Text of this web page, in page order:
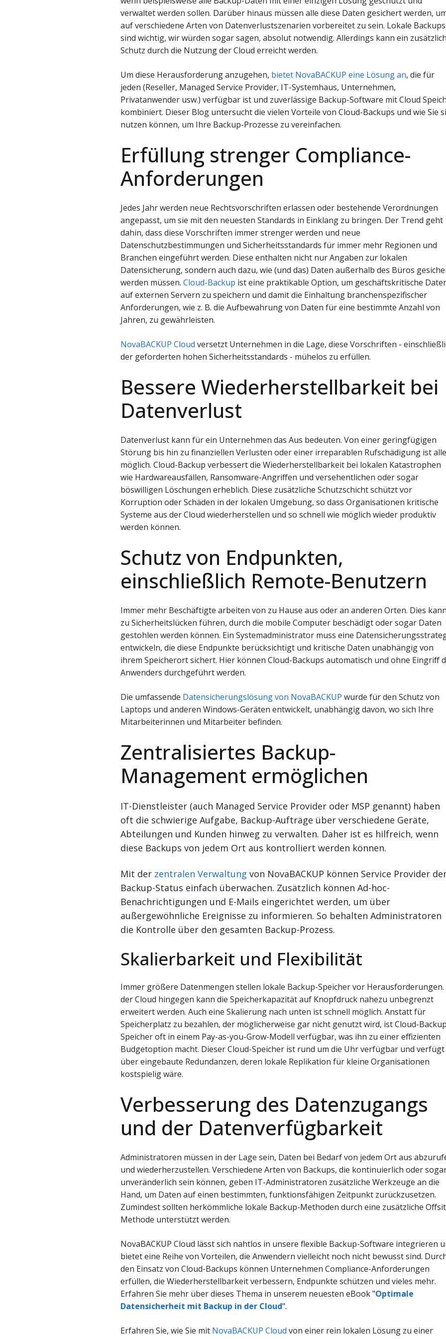
verwaltet werden sollen. Darüber hinaus müssen alle diese Daten gesichert werden,
auf verschiedene Arten von Datenverlustszenarien vorbereitet zu sein. Lokale Backups
sind wichtig, wir würden sogar sagen, absolut notwendig. Allerdings kann ein
Schutz durch die Nutzung der Cloud erreicht werden.
Um diese Herausforderung anzugehen, bietet NovaBACKUP eine Lösung an, die für
jeden (Reseller, Managed Service Provider, IT-Systemhaus, Unternehmen,
Privatanwender usw.) verfügbar ist und zuverlässige Backup-Software mit Cloud
kombiniert. Dieser Blog untersucht die vielen Vorteile von Cloud-Backups und wie Sie
nutzen können, um Ihre Backup-Prozesse zu vereinfachen.
Erfüllung strenger Compliance-
Anforderungen
Jedes Jahr werden neue Rechtsvorschriften erlassen oder bestehende Verordnungen
angepasst, um sie mit den neuesten Standards in Einklang zu bringen. Der Trend geht
dahin, dass diese Vorschriften immer strenger werden und neue
Datenschutzbestimmungen und Sicherheitsstandards für immer mehr Regionen und
Branchen eingeführt werden. Diese enthalten nicht nur Angaben zur lokalen
Datensicherung, sondern auch dazu, wie (und das) Daten außerhalb des Büros
werden müssen.Cloud-Backup ist eine praktikable Option, um geschäftskritische
auf externen Servern zu speichern und damit die Einhaltung branchenspezifischer
Anforderungen, wie z. B. die Aufbewahrung von Daten für eine bestimmte Anzahl von
Jahren, zu gewährleisten.
NovaBACKUP Cloud versetzt Unternehmen in die Lage, diese Vorschriften -
der geforderten hohen Sicherheitsstandards - mühelos zu erfüllen.
Bessere Wiederherstellbarkeit bei
Datenverlust
Datenverlust kann für ein Unternehmen das Aus bedeuten. Von einer geringfügigen
Störung bis hin zu finanziellen Verlusten oder einer irreparablen Rufschädigung ist
möglich. Cloud-Backup verbessert die Wiederherstellbarkeit bei lokalen Katastrophen
wie Hardwareausfällen, Ransomware-Angriffen und versehentlichen oder sogar
böswilligen Löschungen erheblich. Diese zusätzliche Schutzschicht schützt vor
Korruption oder Schäden in der lokalen Umgebung, so dass Organisationen kritische
Systeme aus der Cloud wiederherstellen und so schnell wie möglich wieder produktiv
werden können.
Schutz von Endpunkten,
einschließlich Remote-Benutzern
Immer mehr Beschäftigte arbeiten von zu Hause aus oder an anderen Orten. Dies kann
zu Sicherheitslücken führen, durch die mobile Computer beschädigt oder sogar Daten
gestohlen werden können. Ein Systemadministrator muss eine
entwickeln, die diese Endpunkte berücksichtigt und kritische Daten unabhängig von
ihrem Speicherort sichert. Hier können Cloud-Backups automatisch und ohne Eingriff
Anwenders durchgeführt werden.
Die umfassende Datensicherungslösung von NovaBACKUP wurde für den Schutz von
Laptops und anderen Windows-Geräten entwickelt, unabhängig davon, wo sich Ihre
Mitarbeiterinnen und Mitarbeiter befinden.
Zentralisiertes Backup-
Management ermöglichen
IT-Dienstleister (auch Managed Service Provider oder MSP genannt) haben
oft die schwierige Aufgabe, Backup-Aufträge über verschiedene Geräte,
Abteilungen und Kunden hinweg zu verwalten. Daher ist es hilfreich, wenn
diese Backups von jedem Ort aus kontrolliert werden können.
Mit der zentralen Verwaltung von NovaBACKUP können Service Provider
Backup-Status einfach überwachen. Zusätzlich können Ad-hoc-
Benachrichtigungen und E-Mails eingerichtet werden, um über
außergewöhnliche Ereignisse zu informieren. So behalten Administratoren
die Kontrolle über den gesamten Backup-Prozess.
Skalierbarkeit und Flexibilität
Immer größere Datenmengen stellen lokale Backup-Speicher vor Herausforderungen.
der Cloud hingegen kann die Speicherkapazität auf Knopfdruck nahezu unbegrenzt
erweitert werden. Auch eine Skalierung nach unten ist schnell möglich. Anstatt für
Speicherplatz zu bezahlen, der möglicherweise gar nicht genutzt wird, ist Cloud-
Speicher oft in einem Pay-as-you-Grow-Modell verfügbar, was ihn zu einer effizienten
Budgetoption macht. Dieser Cloud-Speicher ist rund um die Uhr verfügbar und verfügt
über eingebaute Redundanzen, deren lokale Replikation für kleine Organisationen
kostspielig wäre.
Verbesserung des Datenzugangs
und der Datenverfügbarkeit
Administratoren müssen in der Lage sein, Daten bei Bedarf von jedem Ort aus
und wiederherzustellen. Verschiedene Arten von Backups, die kontinuierlich oder
unveränderlich sein können, geben IT-Administratoren zusätzliche Werkzeuge an die
Hand, um Daten auf einen bestimmten, funktionsfähigen Zeitpunkt zurückzusetzen.
Zumindest sollten herkömmliche lokale Backup-Methoden durch eine zusätzliche
Methode unterstützt werden.
NovaBACKUP Cloud lässt sich nahtlos in unsere flexible Backup-Software integrieren
bietet eine Reihe von Vorteilen, die Anwendern vielleicht noch nicht bewusst sind.
den Einsatz von Cloud-Backups können Unternehmen Compliance-Anforderungen
erfüllen, die Wiederherstellbarkeit verbessern, Endpunkte schützen und vieles mehr.
Erfahren Sie mehr über dieses Thema in unserem neuesten eBook "Optimale
Datensicherheit mit Backup in der Cloud".
Erfahren Sie, wie Sie mit NovaBACKUP Cloud von einer rein lokalen Lösung zu einer